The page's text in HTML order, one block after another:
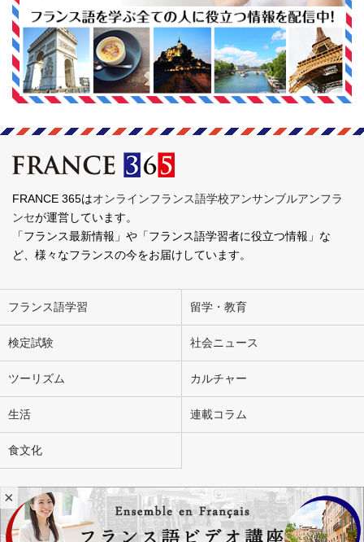
FRANCE 365はオンラインフランス語学校アンサンブルアンフラ
ンセが運営しています。
「フランス最新情報」や「フランス語学習者に役立つ情報」な
ど、様々なフランスの今をお届けしています。
フランス語学習 留学・教育
検定試験 社会ニュース
ツーリズム カルチャー
生活 連載コラム
食文化
会社概要 お問い合わせ 広告掲載 ライター募集
個人情報の取り扱いについて
×